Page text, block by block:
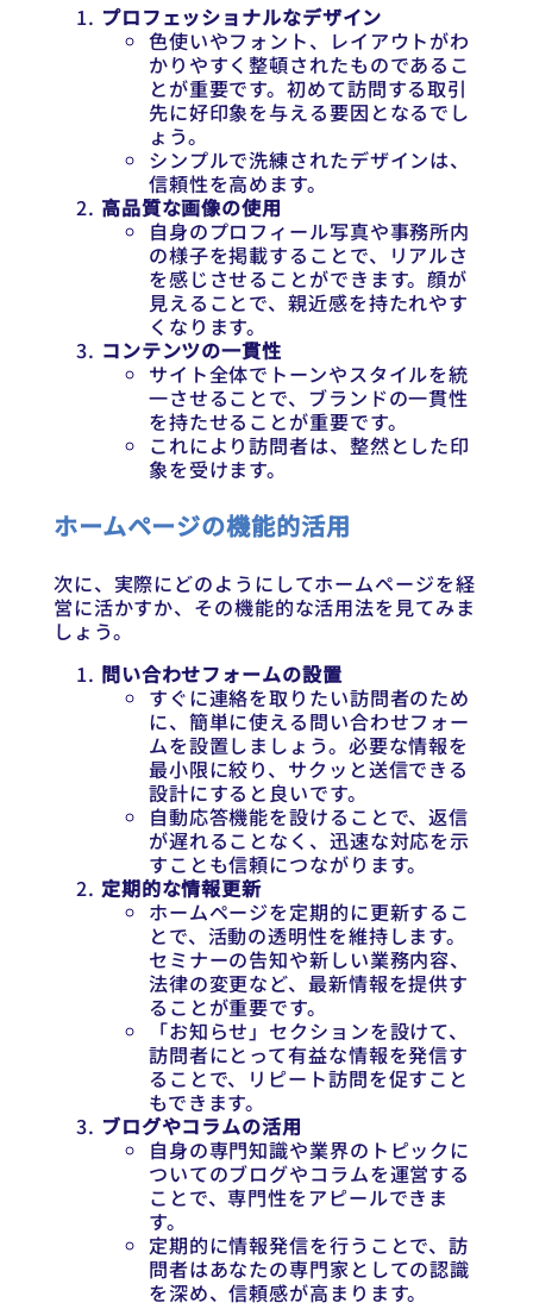
プロフェッショナルなデザイン
色使いやフォント、レイアウトがわ
かりやすく整頓されたものであるこ
とが重要です。初めて訪問する取引
先に好印象を与える要因となるでし
ょう。
シンプルで洗練されたデザインは、
信頼性を高めます。
高品質な画像の使用
自身のプロフィール写真や事務所内
の様子を掲載することで、リアルさ
を感じさせることができます。顔が
見えることで、親近感を持たれやす
くなります。
コンテンツの一貫性
サイト全体でトーンやスタイルを統
一させることで、ブランドの一貫性
を持たせることが重要です。
これにより訪問者は、整然とした印
象を受けます。
ホームページの機能的活用
次に、実際にどのようにしてホームページを経
営に活かすか、その機能的な活用法を見てみま
しょう。
問い合わせフォームの設置
すぐに連絡を取りたい訪問者のため
に、簡単に使える問い合わせフォー
ムを設置しましょう。必要な情報を
最小限に絞り、サクッと送信できる
設計にすると良いです。
自動応答機能を設けることで、返信
が遅れることなく、迅速な対応を示
すことも信頼につながります。
定期的な情報更新
ホームページを定期的に更新するこ
とで、活動の透明性を維持します。
セミナーの告知や新しい業務内容、
法律の変更など、最新情報を提供す
ることが重要です。
「お知らせ」セクションを設けて、
訪問者にとって有益な情報を発信す
ることで、リピート訪問を促すこと
もできます。
ブログやコラムの活用
自身の専門知識や業界のトピックに
ついてのブログやコラムを運営する
ことで、専門性をアピールできま
す。
定期的に情報発信を行うことで、訪
問者はあなたの専門家としての認識
を深め、信頼感が高まります。